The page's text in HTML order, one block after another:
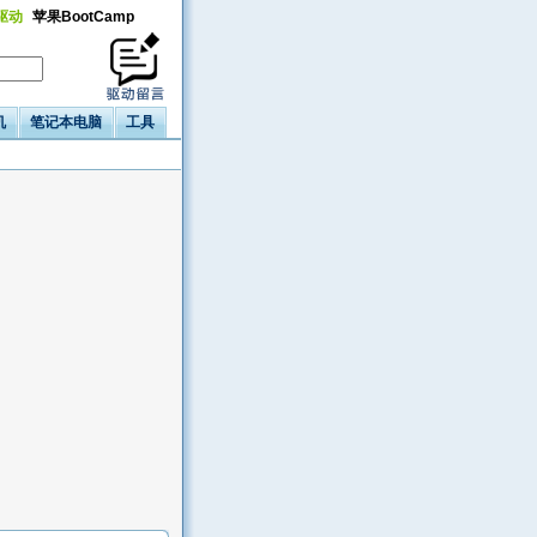
动 苹果BootCamp
笔记本电脑 工具